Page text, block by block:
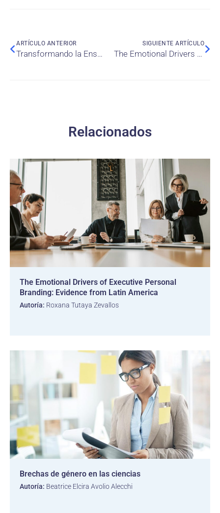
ARTÍCULO ANTERIOR
Transformando la Enseñanza mediante Automatización Robótica de Procesos (RPA): Evidencia Pedagógica desde una Revisión Sistemática
SIGUIENTE ARTÍCULO
The Emotional Drivers of Executive Personal Branding: Evidence from Latin America
Relacionados
The Emotional Drivers of Executive Personal
Branding: Evidence from Latin America
Autoría: Roxana Tutaya Zevallos
Brechas de género en las ciencias
Autoría: Beatrice Elcira Avolio Alecchi